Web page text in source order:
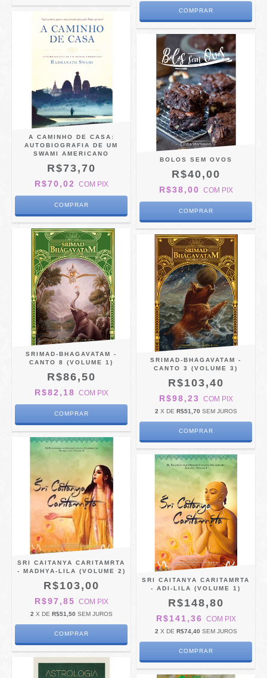
A CAMINHO DE CASA:
AUTOBIOGRAFIA DE UM
SWAMI AMERICANO
R$73,70
R$70,02 COM PIX
BOLOS SEM OVOS
R$40,00
R$38,00 COM PIX
SRIMAD-BHAGAVATAM -
CANTO 8 (VOLUME 1)
R$86,50
R$82,18 COM PIX
SRIMAD-BHAGAVATAM -
CANTO 3 (VOLUME 3)
R$103,40
R$98,23 COM PIX
2 X DE R$51,70 SEM JUROS
SRI CAITANYA CARITAMRTA
- MADHYA-LILA (VOLUME 2)
R$103,00
R$97,85 COM PIX
2 X DE R$51,50 SEM JUROS
SRI CAITANYA CARITAMRTA
- ADI-LILA (VOLUME 1)
R$148,80
R$141,36 COM PIX
2 X DE R$74,40 SEM JUROS